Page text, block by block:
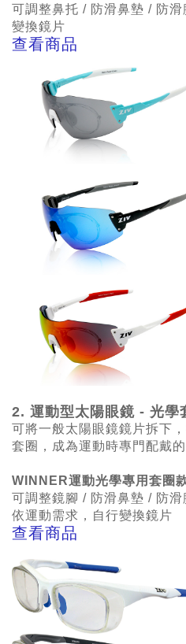
可調整鼻托 / 防滑鼻墊 / 防滑
變換鏡片
查看商品
2. 運動型太陽眼鏡 - 光學
可將一般太陽眼鏡鏡片拆下
套圈，成為運動時專門配戴的
WINNER運動光學專用套圈
可調整鏡腳 / 防滑鼻墊 / 防
依運動需求，自行變換鏡片
查看商品